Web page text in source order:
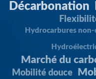
Décarbonation
Hydrocarbures
Marché du
Mobilité douce